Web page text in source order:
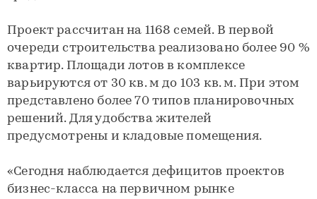
Проект рассчитан на 1168 семей. В первой
очереди строительства реализовано более 90 %
квартир. Площади лотов в комплексе
варьируются от 30 кв. м до 103 кв. м. При этом
представлено более 70 типов планировочных
решений. Для удобства жителей
предусмотрены и кладовые помещения.
«Сегодня наблюдается дефицитов проектов
бизнес-класса на первичном рынке